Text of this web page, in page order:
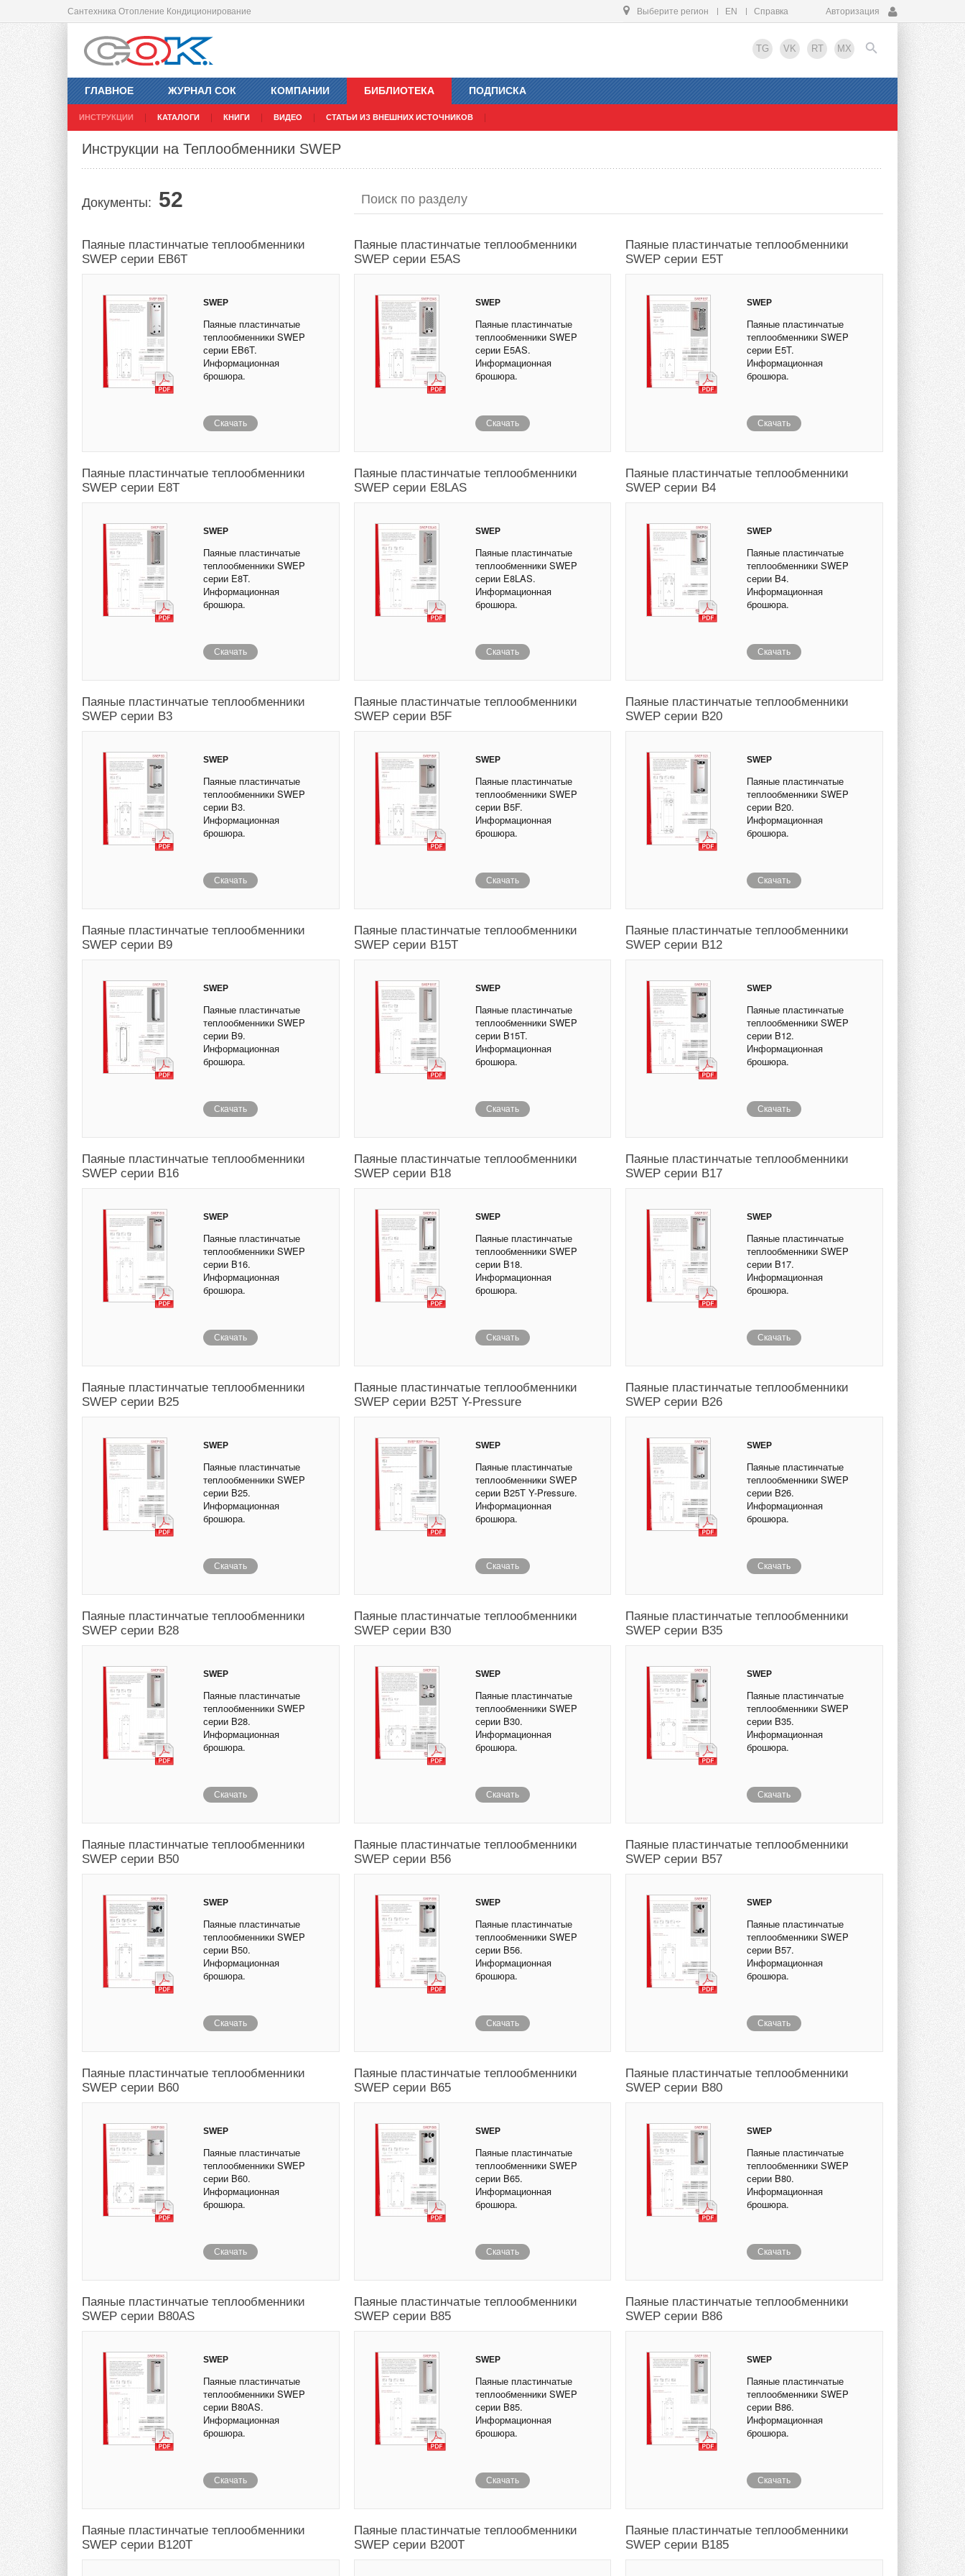
Сантехника Отопление Кондиционирование Выберите регион EN Справка Авторизация
TG VK RT MX
ГЛАВНОЕ ЖУРНАЛ СОК КОМПАНИИ БИБЛИОТЕКА
ИНСТРУКЦИИ КАТАЛОГИ КНИГИ ВИДЕО СТАТЬИ ИЗ ВНЕШНИХ ИСТОЧНИКОВ
ПОДПИСКА
Инструкции на Теплообменники SWEP
Документы: 52
Паяные пластинчатые теплообменники
SWEP серии EB6T
SWEP
Паяные пластинчатые
теплообменники SWEP
серии EB6T.
Информационная
брошюра.
Скачать
Паяные пластинчатые теплообменники
SWEP серии E5AS
SWEP
Паяные пластинчатые
теплообменники SWEP
серии E5AS.
Информационная
брошюра.
Скачать
Паяные пластинчатые теплообменники
SWEP серии E5T
SWEP
Паяные пластинчатые
теплообменники SWEP
серии E5T.
Информационная
брошюра.
Скачать
Паяные пластинчатые теплообменники
SWEP серии E8T
SWEP
Паяные пластинчатые
теплообменники SWEP
серии E8T.
Информационная
брошюра.
Скачать
Паяные пластинчатые теплообменники
SWEP серии E8LAS
SWEP
Паяные пластинчатые
теплообменники SWEP
серии E8LAS.
Информационная
брошюра.
Скачать
Паяные пластинчатые теплообменники
SWEP серии B4
SWEP
Паяные пластинчатые
теплообменники SWEP
серии B4.
Информационная
брошюра.
Скачать
Паяные пластинчатые теплообменники
SWEP серии B3
SWEP
Паяные пластинчатые
теплообменники SWEP
серии B3.
Информационная
брошюра.
Скачать
Паяные пластинчатые теплообменники
SWEP серии B5F
SWEP
Паяные пластинчатые
теплообменники SWEP
серии B5F.
Информационная
брошюра.
Скачать
Паяные пластинчатые теплообменники
SWEP серии B20
SWEP
Паяные пластинчатые
теплообменники SWEP
серии B20.
Информационная
брошюра.
Скачать
Паяные пластинчатые теплообменники
SWEP серии B9
SWEP
Паяные пластинчатые
теплообменники SWEP
серии B9.
Информационная
брошюра.
Скачать
Паяные пластинчатые теплообменники
SWEP серии B15T
SWEP
Паяные пластинчатые
теплообменники SWEP
серии B15T.
Информационная
брошюра.
Скачать
Паяные пластинчатые теплообменники
SWEP серии B12
SWEP
Паяные пластинчатые
теплообменники SWEP
серии B12.
Информационная
брошюра.
Скачать
Паяные пластинчатые теплообменники
SWEP серии B16
SWEP
Паяные пластинчатые
теплообменники SWEP
серии B16.
Информационная
брошюра.
Скачать
Паяные пластинчатые теплообменники
SWEP серии B18
SWEP
Паяные пластинчатые
теплообменники SWEP
серии B18.
Информационная
брошюра.
Скачать
Паяные пластинчатые теплообменники
SWEP серии B17
SWEP
Паяные пластинчатые
теплообменники SWEP
серии B17.
Информационная
брошюра.
Скачать
Паяные пластинчатые теплообменники
SWEP серии B25
SWEP
Паяные пластинчатые
теплообменники SWEP
серии B25.
Информационная
брошюра.
Скачать
Паяные пластинчатые теплообменники
SWEP серии B25T Y-Pressure
SWEP
Паяные пластинчатые
теплообменники SWEP
серии B25T Y-Pressure.
Информационная
брошюра.
Скачать
Паяные пластинчатые теплообменники
SWEP серии B26
SWEP
Паяные пластинчатые
теплообменники SWEP
серии B26.
Информационная
брошюра.
Скачать
Паяные пластинчатые теплообменники
SWEP серии B28
SWEP
Паяные пластинчатые
теплообменники SWEP
серии B28.
Информационная
брошюра.
Скачать
Паяные пластинчатые теплообменники
SWEP серии B30
SWEP
Паяные пластинчатые
теплообменники SWEP
серии B30.
Информационная
брошюра.
Скачать
Паяные пластинчатые теплообменники
SWEP серии B35
SWEP
Паяные пластинчатые
теплообменники SWEP
серии B35.
Информационная
брошюра.
Скачать
Паяные пластинчатые теплообменники
SWEP серии B50
SWEP
Паяные пластинчатые
теплообменники SWEP
серии B50.
Информационная
брошюра.
Скачать
Паяные пластинчатые теплообменники
SWEP серии B56
SWEP
Паяные пластинчатые
теплообменники SWEP
серии B56.
Информационная
брошюра.
Скачать
Паяные пластинчатые теплообменники
SWEP серии B57
SWEP
Паяные пластинчатые
теплообменники SWEP
серии B57.
Информационная
брошюра.
Скачать
Паяные пластинчатые теплообменники
SWEP серии B60
SWEP
Паяные пластинчатые
теплообменники SWEP
серии B60.
Информационная
брошюра.
Скачать
Паяные пластинчатые теплообменники
SWEP серии B65
SWEP
Паяные пластинчатые
теплообменники SWEP
серии B65.
Информационная
брошюра.
Скачать
Паяные пластинчатые теплообменники
SWEP серии B80
SWEP
Паяные пластинчатые
теплообменники SWEP
серии B80.
Информационная
брошюра.
Скачать
Паяные пластинчатые теплообменники
SWEP серии B80AS
SWEP
Паяные пластинчатые
теплообменники SWEP
серии B80AS.
Информационная
брошюра.
Скачать
Паяные пластинчатые теплообменники
SWEP серии B85
SWEP
Паяные пластинчатые
теплообменники SWEP
серии B85.
Информационная
брошюра.
Скачать
Паяные пластинчатые теплообменники
SWEP серии B86
SWEP
Паяные пластинчатые
теплообменники SWEP
серии B86.
Информационная
брошюра.
Скачать
Паяные пластинчатые теплообменники
SWEP серии B120T
Паяные пластинчатые теплообменники
SWEP серии B200T
Паяные пластинчатые теплообменники
SWEP серии B185